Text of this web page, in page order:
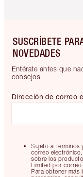
SUSCRÍBETE
NOVEDADES
Entérate antes que
consejos
Sujeto a Términos
correo
sobre los
Limited por correo
Para obtener más
Dirección de correo